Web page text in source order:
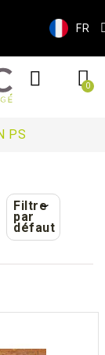
FR
PS
Filtre
par
défaut